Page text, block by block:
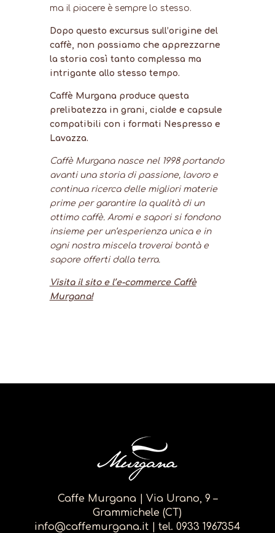
ma il piacere è sempre lo stesso.
Dopo questo excursus sull’origine del
caffè, non possiamo che apprezzarne
la storia così tanto complessa ma
intrigante allo stesso tempo.
Caffè Murgana produce questa
prelibatezza in grani, cialde e capsule
compatibili con i formati Nespresso e
Lavazza.
Caffè Murgana nasce nel 1998 portando
avanti una storia di passione, lavoro e
continua ricerca delle migliori materie
prime per garantire la qualità di un
ottimo caffè. Aromi e sapori si fondono
insieme per un’esperienza unica e in
ogni nostra miscela troverai bontà e
sapore offerti dalla terra.
Visita il sito e l’e-commerce Caffè
Murgana!
Caffe Murgana | Via Urano, 9 –
Grammichele (CT)
info@caffemurgana.it| tel. 0933 1967354